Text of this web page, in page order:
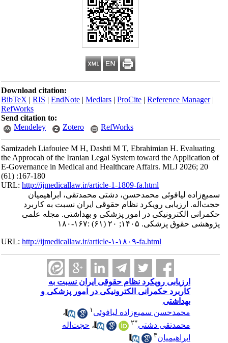
Download citation:
BibTeX|RIS|EndNote|Medlars|ProCite|Reference Manager
RefWorks
Send citation to:
Mendeley
Zotero RefWorks
Samizadeh Liafouiee M H, Dashti M T, Ebrahimian H. Evaluating
the Approcah of the Iranian Legal System toward the Application of
E-Governance in Medical and Healthcare Affairs. MLJ 2026; 20
(61) :167-180
URL:http://ijmedicallaw.ir/article-1-1809-fa.html
سمیع‌زاده لیافوئی محمدحسن، دشتی محمدتقی، ابراهیمیان
حجت‌اله. ارزیابی رویکرد نظام حقوقی ایران نسبت به کاربرد
حکمرانی الکترونیکی در امور پزشکی و بهداشتی. مجله علمی
پژوهشی حقوق پزشکی. ۱۴۰۵; ۲۰ (۶۱) :۱۶۷-۱۸۰
URL:http://ijmedicallaw.ir/article-۱-۱۸۰۹-fa.html
ارزیابی رویکرد نظام حقوقی ایران نسبت به
کاربرد حکمرانی الکترونیکی در امور پزشکی و
بهداشتی
محمدحسن سمیع‌زاده لیافوئی
،
محمدتقی دشتی
۲ ،حجت‌اله
ابراهیمیان ۳